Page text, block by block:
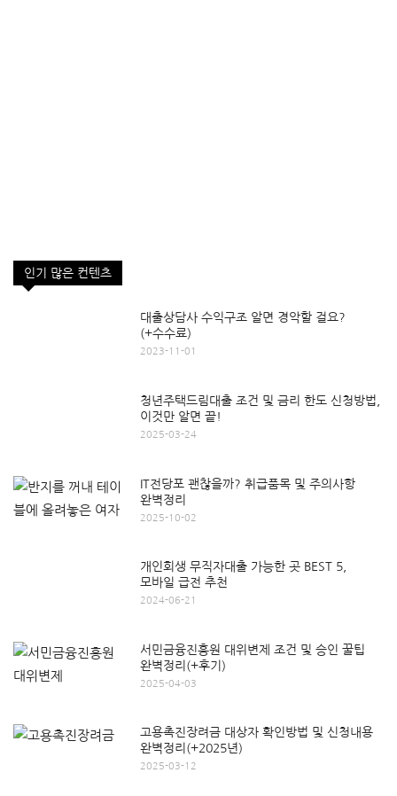
인기 많은 컨텐츠
대출상담사 수익구조 알면 경악할 걸요?
(+수수료)
2023-11-01
청년주택드림대출 조건 및 금리 한도 신청방법,
이것만 알면 끝!
2025-03-24
IT전당포 괜찮을까? 취급품목 및 주의사항
완벽정리
2025-10-02
개인회생 무직자대출 가능한 곳 BEST 5,
모바일 급전 추천
2024-06-21
서민금융진흥원 대위변제 조건 및 승인 꿀팁
완벽정리(+후기)
2025-04-03
고용촉진장려금 대상자 확인방법 및 신청내용
완벽정리(+2025년)
2025-03-12